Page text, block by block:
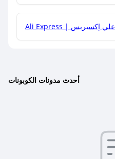
Ali Express | علي إكسبريس
أحدث مدونات الكوبونات